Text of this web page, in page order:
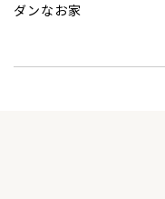
ダンなお家